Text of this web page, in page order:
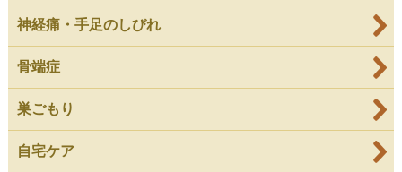
神経痛・手足のしびれ
骨端症
巣ごもり
自宅ケア